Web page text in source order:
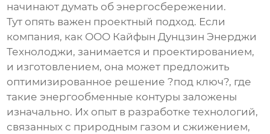
начинают думать об энергосбережении.
Тут опять важен проектный подход. Если
компания, как ООО Кайфын Дунцзин Энерджи
Технолоджи, занимается и проектированием,
и изготовлением, она может предложить
оптимизированное решение ?под ключ?, где
такие энергообменные контуры заложены
изначально. Их опыт в разработке технологий,
связанных с природным газом и сжижением,